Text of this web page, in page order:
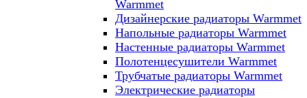
Warmmet
Дизайнерские радиаторы Warmmet
Напольные радиаторы Warmmet
Настенные радиаторы Warmmet
Полотенцесушители Warmmet
Трубчатые радиаторы Warmmet
Электрические радиаторы